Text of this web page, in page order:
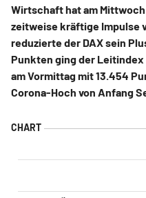
Wirtschaft hat am
zeitweise kräftige Impulse
reduzierte der DAX sein
Punkten ging der Leitindex
am Vormittag mit 13.454
Corona-Hoch von Anfang